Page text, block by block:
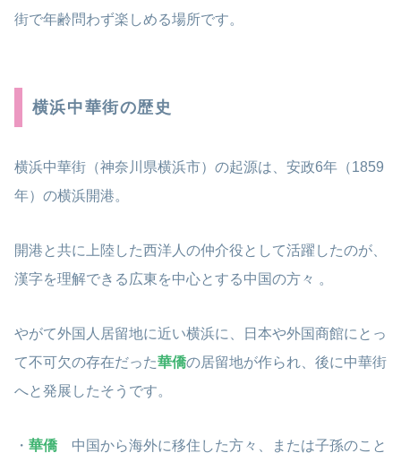
街で年齢問わず楽しめる場所です。
横浜中華街の歴史
横浜中華街（神奈川県横浜市）の起源は、安政6年（1859
年）の横浜開港。
開港と共に上陸した西洋人の仲介役として活躍したのが、
漢字を理解できる広東を中心とする中国の方々 。
やがて外国人居留地に近い横浜に、日本や外国商館にとっ
て不可欠の存在だった華僑の居留地が作られ、後に中華街
へと発展したそうです。
・ 華僑 中国から海外に移住した方々、または子孫のこと